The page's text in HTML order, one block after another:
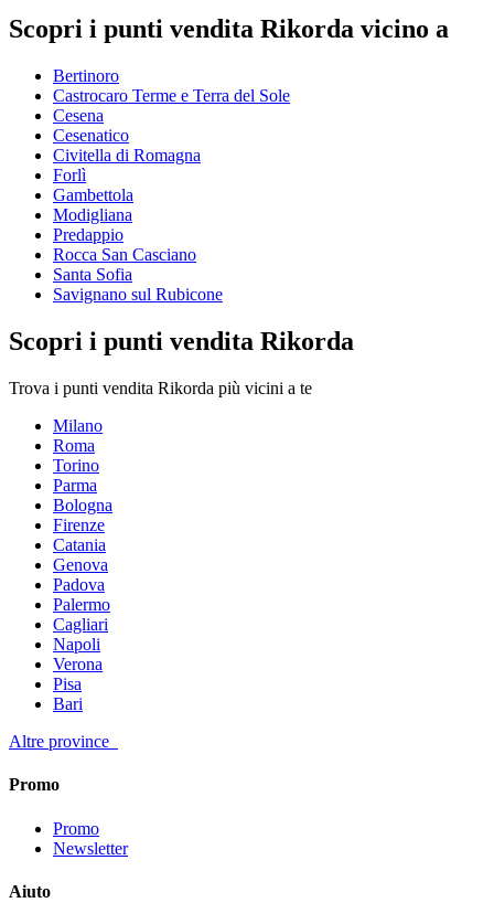
Scopri i punti vendita Rikorda vicino a
Bertinoro
Castrocaro Terme e Terra del Sole
Cesena
Cesenatico
Civitella di Romagna
Forlì
Gambettola
Modigliana
Predappio
Rocca San Casciano
Santa Sofia
Savignano sul Rubicone
Scopri i punti vendita Rikorda
Trova i punti vendita Rikorda più vicini a te
Milano
Roma
Torino
Parma
Bologna
Firenze
Catania
Genova
Padova
Palermo
Cagliari
Napoli
Verona
Pisa
Bari
Altre province
Promo
Promo
Newsletter
Aiuto